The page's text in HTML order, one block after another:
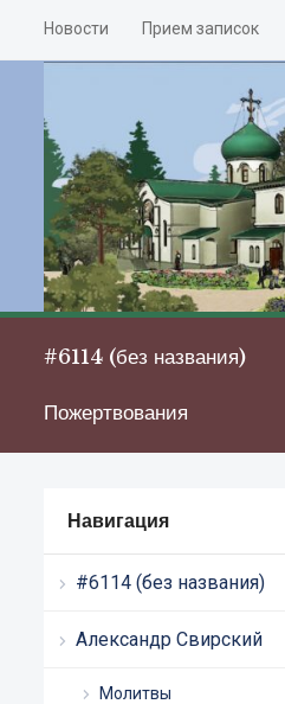
Новости Прием записок
#6114 (без названия)
Пожертвования
Навигация
#6114 (без названия)
Александр Свирский
Молитвы